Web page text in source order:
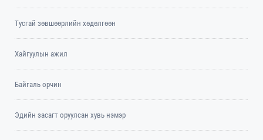
Тусгай зөвшөөрлийн хөдөлгөөн
Хайгуулын ажил
Байгаль орчин
Эдийн засагт оруулсан хувь нэмэр